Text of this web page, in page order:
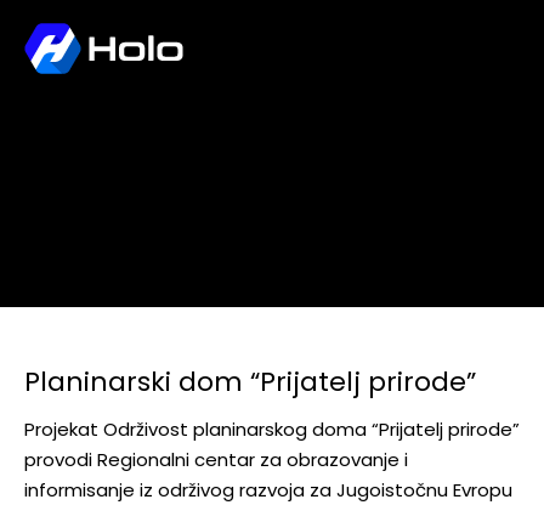
Planinarski dom “Prijatelj prirode”
Projekat Održivost planinarskog doma “Prijatelj prirode”
provodi Regionalni centar za obrazovanje i
informisanje iz održivog razvoja za Jugoistočnu Evropu